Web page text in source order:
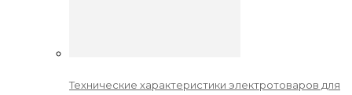
Технические характеристики электротоваров для